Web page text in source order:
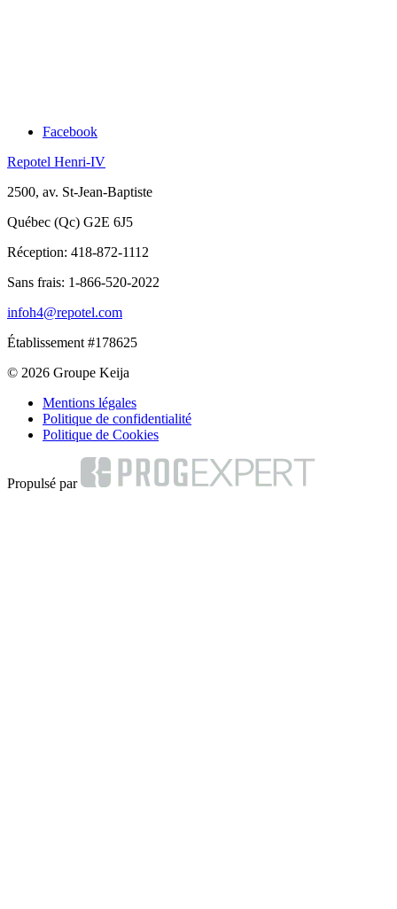
Facebook
Repotel Henri-IV
2500, av. St-Jean-Baptiste
Québec (Qc) G2E 6J5
Réception: 418-872-1112
Sans frais: 1-866-520-2022
infoh4@repotel.com
Établissement #178625
© 2026 Groupe Keija
Mentions légales
Politique de confidentialité
Politique de Cookies
Propulsé par